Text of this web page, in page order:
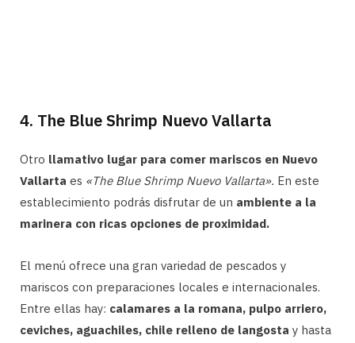
4. The Blue Shrimp Nuevo Vallarta
Otro llamativo lugar para comer mariscos en Nuevo
Vallarta es «The Blue Shrimp Nuevo Vallarta». En este
establecimiento podrás disfrutar de un ambiente a la
marinera con ricas opciones de proximidad.
El menú ofrece una gran variedad de pescados y
mariscos con preparaciones locales e internacionales.
Entre ellas hay: calamares a la romana, pulpo arriero,
ceviches, aguachiles, chile relleno de langosta y hasta